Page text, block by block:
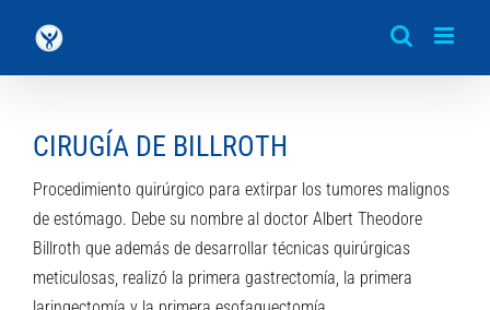
contenido
CIRUGÍA DE BILLROTH
Procedimiento quirúrgico para extirpar los tumores malignos
de estómago. Debe su nombre al doctor Albert Theodore
Billroth que además de desarrollar técnicas quirúrgicas
meticulosas, realizó la primera gastrectomía, la primera